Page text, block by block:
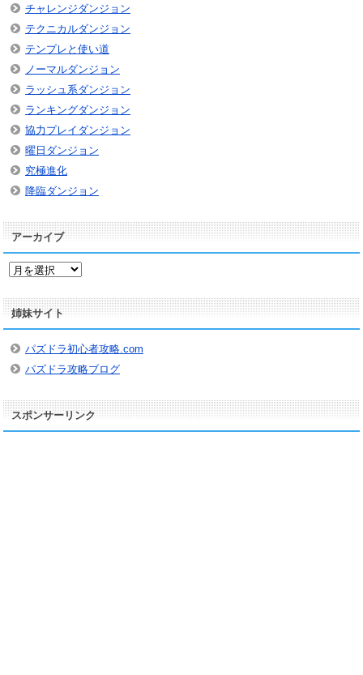
チャレンジダンジョン
テクニカルダンジョン
テンプレと使い道
ノーマルダンジョン
ラッシュ系ダンジョン
ランキングダンジョン
協力プレイダンジョン
曜日ダンジョン
究極進化
降臨ダンジョン
アーカイブ
ア
カ
イ
ブ
姉妹サイト
パズドラ初心者攻略.com
パズドラ攻略ブログ
スポンサーリンク